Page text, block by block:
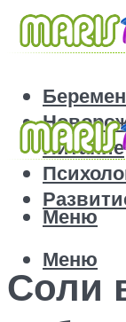
Питание
Меню
Меню
Соли